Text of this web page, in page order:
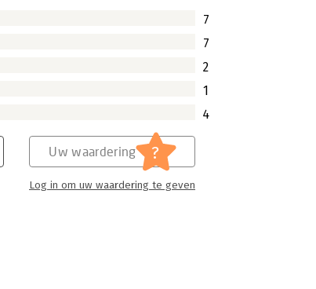
7
7
2
1
4
Uw waardering ?
Log in om uw waardering te geven